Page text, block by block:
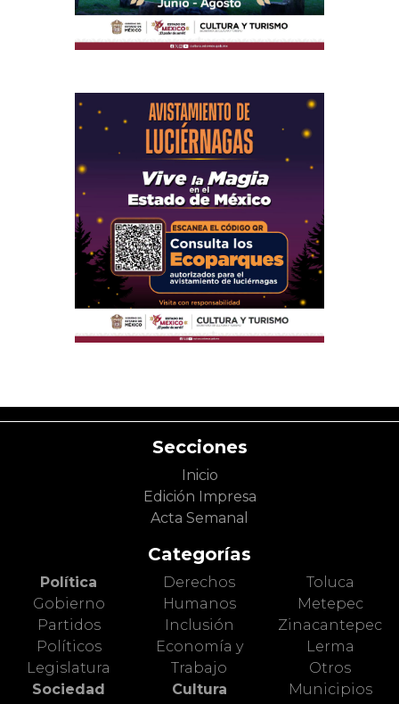
Secciones
Inicio
Edición Impresa
Acta Semanal
Categorías
Política
Gobierno
Partidos
Políticos
Legislatura
Sociedad
Derechos
Humanos
Inclusión
Economía y
Trabajo
Cultura
Toluca
Metepec
Zinacantepec
Lerma
Otros
Municipios